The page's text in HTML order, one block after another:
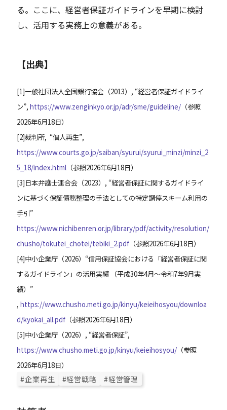
る。ここに、経営者保証ガイドラインを早期に検討
し、活用する実務上の意義がある。
【出典】
[1]一般社団法人全国銀行協会（2013）, “経営者保証ガイドライ
ン”,https://www.zenginkyo.or.jp/adr/sme/guideline/ （参照
2026年6月18日）
[2]裁判所, “個人再生”,
https://www.courts.go.jp/saiban/syurui/syurui_minzi/minzi_2
5_18/index.html （参照2026年6月18日）
[3]日本弁護士連合会（2023）, “経営者保証に関するガイドライ
ンに基づく保証債務整理の手法としての特定調停スキーム利用の
手引”
https://www.nichibenren.or.jp/library/pdf/activity/resolution/
chusho/tokutei_chotei/tebiki_2.pdf （参照2026年6月18日）
[4]中小企業庁（2026）“信用保証協会における「経営者保証に関
するガイドライン」の活用実績 （平成30年4月～令和7年9月実
績）”
,https://www.chusho.meti.go.jp/kinyu/keieihosyou/downloa
d/kyokai_all.pdf （参照2026年6月18日）
[5]中小企業庁（2026）, “経営者保証”,
https://www.chusho.meti.go.jp/kinyu/keieihosyou/ （参照
2026年6月18日）
#企業再生 #経営戦略 #経営管理